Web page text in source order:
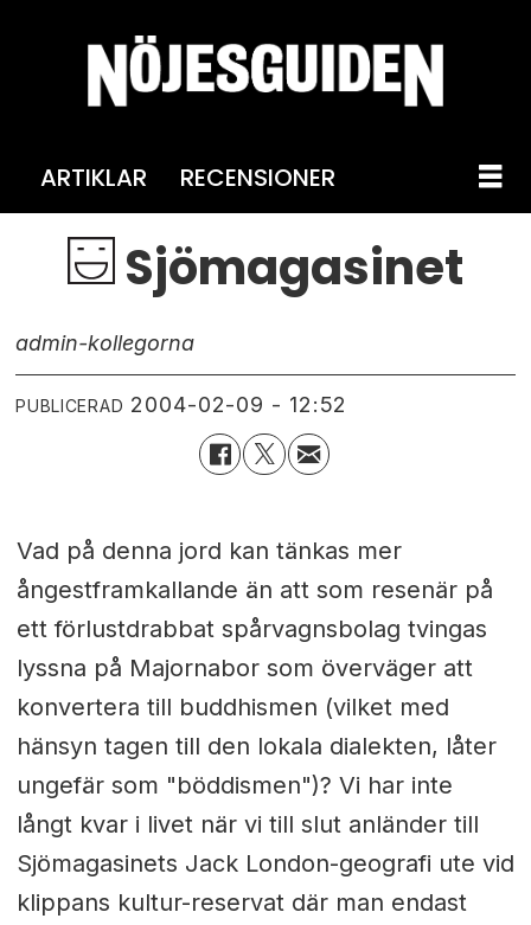
ARTIKLAR RECENSIONER
Sjömagasinet
admin-kollegorna
PUBLICERAD 2004-02-09 - 12:52
Vad på denna jord kan tänkas mer
ångestframkallande än att som resenär på
ett förlustdrabbat spårvagnsbolag tvingas
lyssna på Majornabor som överväger att
konvertera till buddhismen (vilket med
hänsyn tagen till den lokala dialekten, låter
ungefär som "böddismen")? Vi har inte
långt kvar i livet när vi till slut anländer till
Sjömagasinets Jack London-geografi ute vid
klippans kultur-reservat där man endast